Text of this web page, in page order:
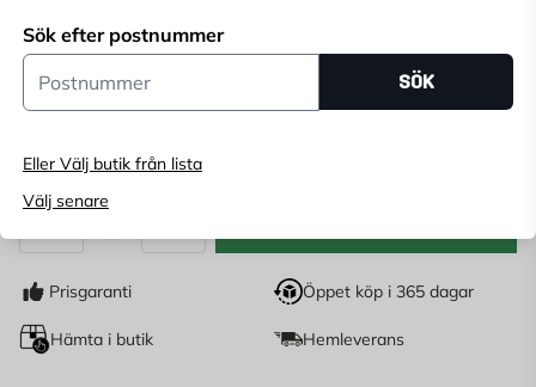
Sök efter postnummer
Postnummer
SÖK
Eller Välj butik från lista
Välj senare
Endast online
för att se lagerstatus
3 179 KR
Prisgaranti Öppet köp i 365 dagar
Hämta i butik Hemleverans